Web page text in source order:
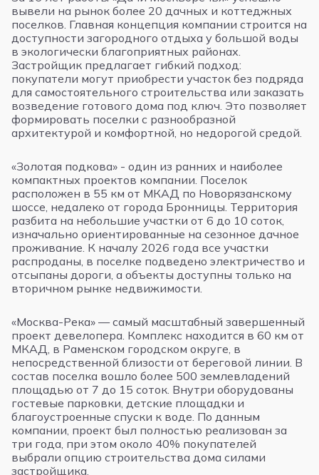
вывели на рынок более 20 дачных и коттеджных
поселков. Главная концепция компании строится на
доступности загородного отдыха у большой воды
в экологически благоприятных районах.
Застройщик предлагает гибкий подход:
покупатели могут приобрести участок без подряда
для самостоятельного строительства или заказать
возведение готового дома под ключ. Это позволяет
формировать поселки с разнообразной
архитектурой и комфортной, но недорогой средой.
«Золотая подкова» - один из ранних и наиболее
компактных проектов компании. Поселок
расположен в 55 км от МКАД по Новорязанскому
шоссе, недалеко от города Бронницы. Территория
разбита на небольшие участки от 6 до 10 соток,
изначально ориентированные на сезонное дачное
проживание. К началу 2026 года все участки
распроданы, в поселке подведено электричество и
отсыпаны дороги, а объекты доступны только на
вторичном рынке недвижимости.
«Москва-Река» — самый масштабный завершенный
проект девелопера. Комплекс находится в 60 км от
МКАД, в Раменском городском округе, в
непосредственной близости от береговой линии. В
состав поселка вошло более 500 землевладений
площадью от 7 до 15 соток. Внутри оборудованы
гостевые парковки, детские площадки и
благоустроенные спуски к воде. По данным
компании, проект был полностью реализован за
три года, при этом около 40% покупателей
выбрали опцию строительства дома силами
застройщика.